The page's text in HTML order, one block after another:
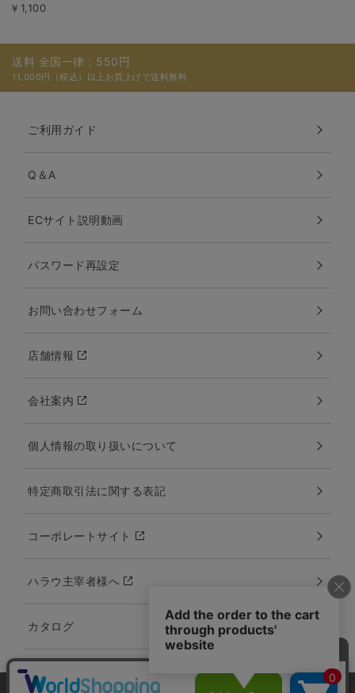
￥1,100
送料 全国一律：550円
11,000円（税込）以上お買上げで送料無料
ご利用ガイド
Q＆A
ECサイト説明動画
パスワード再設定
お問い合わせフォーム
店舗情報
会社案内
個人情報の取り扱いについて
特定商取引法に関する表記
コーポレートサイト
ハラウ主宰者様へ
カタログ